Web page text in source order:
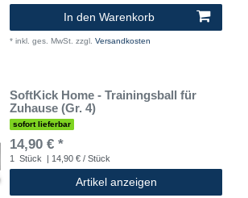
In den Warenkorb
* inkl. ges. MwSt. zzgl. Versandkosten
SoftKick Home - Trainingsball für
Zuhause (Gr. 4)
sofort lieferbar
14,90 € *
1 Stück | 14,90 € / Stück
Artikel anzeigen